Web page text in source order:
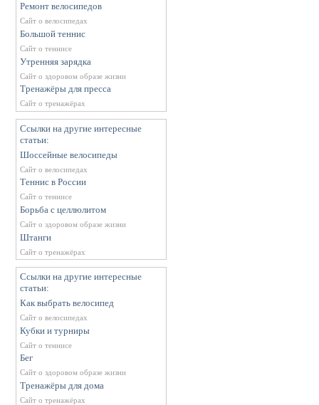
Ремонт велосипедов
Сайт о велосипедах
Большой теннис
Сайт о теннисе
Утренняя зарядка
Сайт о здоровом образе жизни
Тренажёры для пресса
Сайт о тренажёрах
Ссылки на другие интересные
статьи:
Шоссейные велосипеды
Сайт о велосипедах
Теннис в России
Сайт о теннисе
Борьба с целлюлитом
Сайт о здоровом образе жизни
Штанги
Сайт о тренажёрах
Ссылки на другие интересные
статьи:
Как выбрать велосипед
Сайт о велосипедах
Кубки и турниры
Сайт о теннисе
Бег
Сайт о здоровом образе жизни
Тренажёры для дома
Сайт о тренажёрах